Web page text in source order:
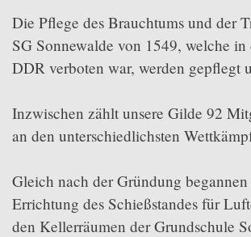
Die Pflege des Brauchtums und der
SG Sonnewalde von 1549, welche
DDR verboten war, werden gepflegt
Inzwischen zählt unsere Gilde 92
an den unterschiedlichsten
Gleich nach der Gründung
Errichtung des Schießstandes für
den Kellerräumen der Grundschule